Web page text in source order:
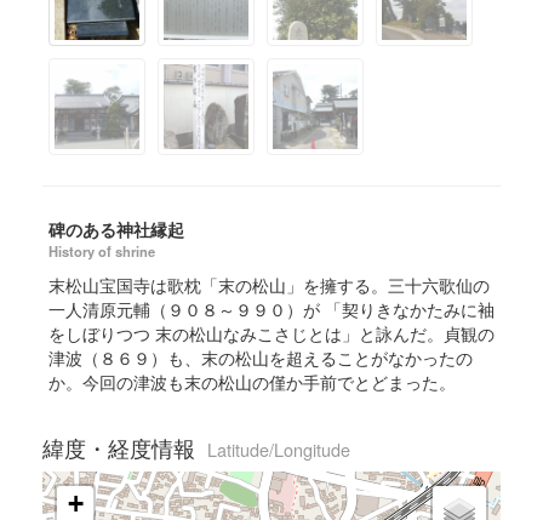
碑のある神社縁起
History of shrine
末松山宝国寺は歌枕「末の松山」を擁する。三十六歌仙の
一人清原元輔（９０８～９９０）が 「契りきなかたみに袖
をしぼりつつ 末の松山なみこさじとは」と詠んだ。貞観の
津波（８６９）も、末の松山を超えることがなかったの
か。今回の津波も末の松山の僅か手前でとどまった。
緯度・経度情報 Latitude/Longitude
+